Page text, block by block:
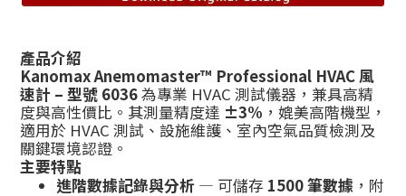
產品介紹
Kanomax Anemomaster™ Professional HVAC 風
速計 – 型號 6036為專業 HVAC 測試儀器，兼具高精
度與高性價比。其測量精度達 ±3% ，媲美高階機型，
適用於 HVAC 測試、設施維護、室內空氣品質檢測及
關鍵環境認證。
主要特點
進階數據記錄與分析 — 可儲存 1500 筆數據 ，附